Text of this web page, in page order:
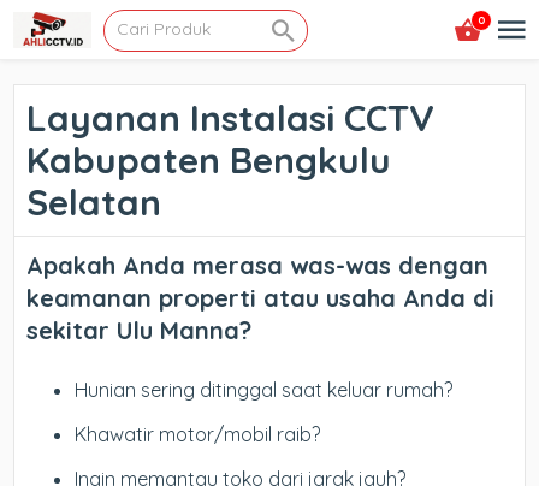
0
Layanan Instalasi CCTV
Kabupaten Bengkulu
Selatan
Apakah Anda merasa was-was dengan
keamanan properti atau usaha Anda di
sekitar Ulu Manna?
Hunian sering ditinggal saat keluar rumah?
Khawatir motor/mobil raib?
Ingin memantau toko dari jarak jauh?